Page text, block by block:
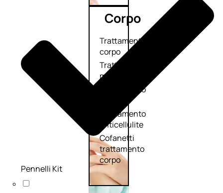
Corpo
Trattamento
corpo
Trattamento
mani e piedi
Trattamento
Trattamento
anticellulite
Cofanetti
trattamento
corpo
Pennelli Kit